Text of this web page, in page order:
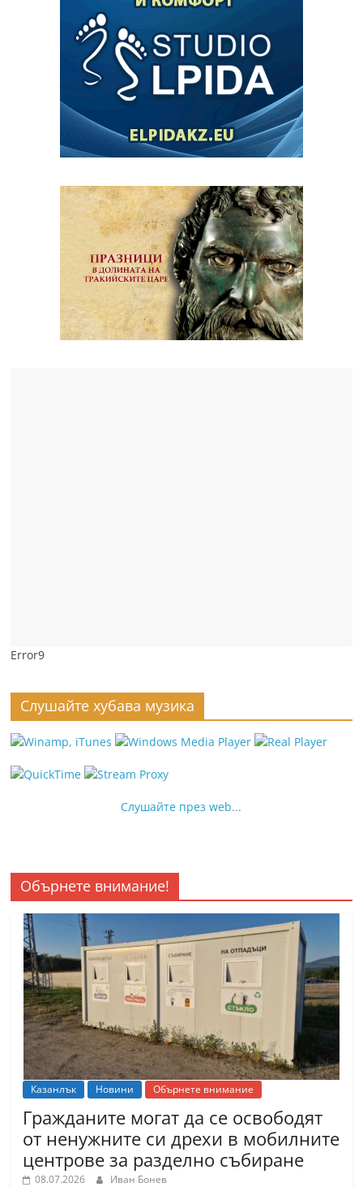
Error9
Слушайте хубава музика
Слушайте през web...
Обърнете внимание!
Казанлък Новини Обърнете внимание
Гражданите могат да се освободят
от ненужните си дрехи в мобилните
центрове за разделно събиране
08.07.2026 Иван Бонев